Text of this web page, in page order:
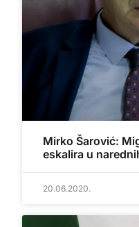
Mirko Šarović:
eskalira u
20.06.2020.